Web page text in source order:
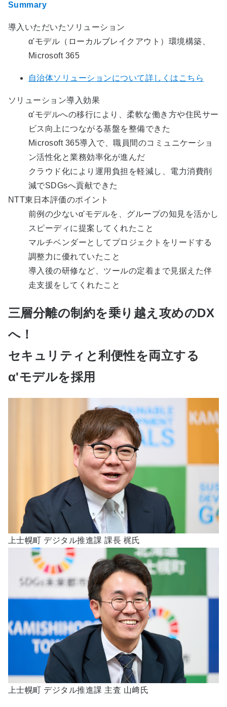
Summary
導入いただいたソリューション
α'モデル（ローカルブレイクアウト）環境構築、
Microsoft 365
自治体ソリューションについて詳しくはこちら
ソリューション導入効果
α'モデルへの移行により、柔軟な働き方や住民サー
ビス向上につながる基盤を整備できた
Microsoft 365導入で、職員間のコミュニケーショ
ン活性化と業務効率化が進んだ
クラウド化により運用負担を軽減し、電力消費削
減でSDGsへ貢献できた
NTT東日本評価のポイント
前例の少ないα'モデルを、グループの知見を活かし
スピーディに提案してくれたこと
マルチベンダーとしてプロジェクトをリードする
調整力に優れていたこと
導入後の研修など、ツールの定着まで見据えた伴
走支援をしてくれたこと
三層分離の制約を乗り越え攻めのDX
へ！
セキュリティと利便性を両立する
α'モデルを採用
上士幌町 デジタル推進課 課長 梶氏
上士幌町 デジタル推進課 主査 山﨑氏